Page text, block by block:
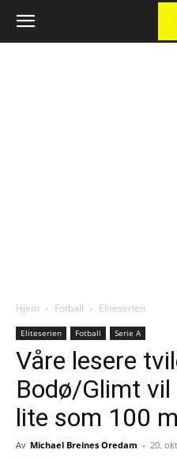
Hjem Fotball Eliteserien
Eliteserien Fotball Serie A
Våre lesere
Bodø/Glimt
lite som 100
Av Michael Breines Oredam - 20.